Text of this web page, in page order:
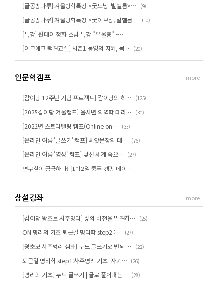
[글공방나루] 겨울방학특강 <굿모닝, 빌헬름>… (9)
[글공방나루] 겨울방학특강 <굿이브닝, 빌헬름… (10)
[특강] 원데이 정화 스님 특강 "우울증" -…
[이크에크 택견교실] 시즌1 동양의 지혜, 몸…
(20)
인문학캠프
[감이당 12주년 기념 프로젝트] 감이당의 히… (125)
[2025감이당 겨울캠프] 을사년 의역학 테라… (30)
[2022년 스토리텔링 캠프(Online on… (35)
[온라인 여름 '글쓰기' 캠프] 씨앗문장의 대… (76)
[온라인 여름 '영성' 캠프] 낯선 세계 속으… (27)
연구실이 궁금하다! [1박2일 쿵푸-캠핑 데이…
more
상설강좌
[감이당 왕초보 사주명리] 삶의 비전을 발견하… (28)
ON 명리의 기초 퇴근길 명리학 step2 :… (27)
[왕초보 사주명리 심화] 누드 글쓰기로 번뇌 … (22)
퇴근길 명리학 step1:사주명리 기초- 자기… (26)
[명리의 기초] 누드 글쓰기 | 글로 풀어내는… (28)
more